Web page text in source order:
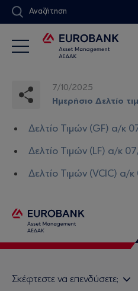
Αναζήτηση
7/10/2025
Ημερήσιο Δελτίο
Δελτίο Τιμών (GF) α/κ
Δελτίο Τιμών (LF) α/κ
Δελτίο Τιμών (VCIC) α/
Σκέφτεστε να επενδύσετε;